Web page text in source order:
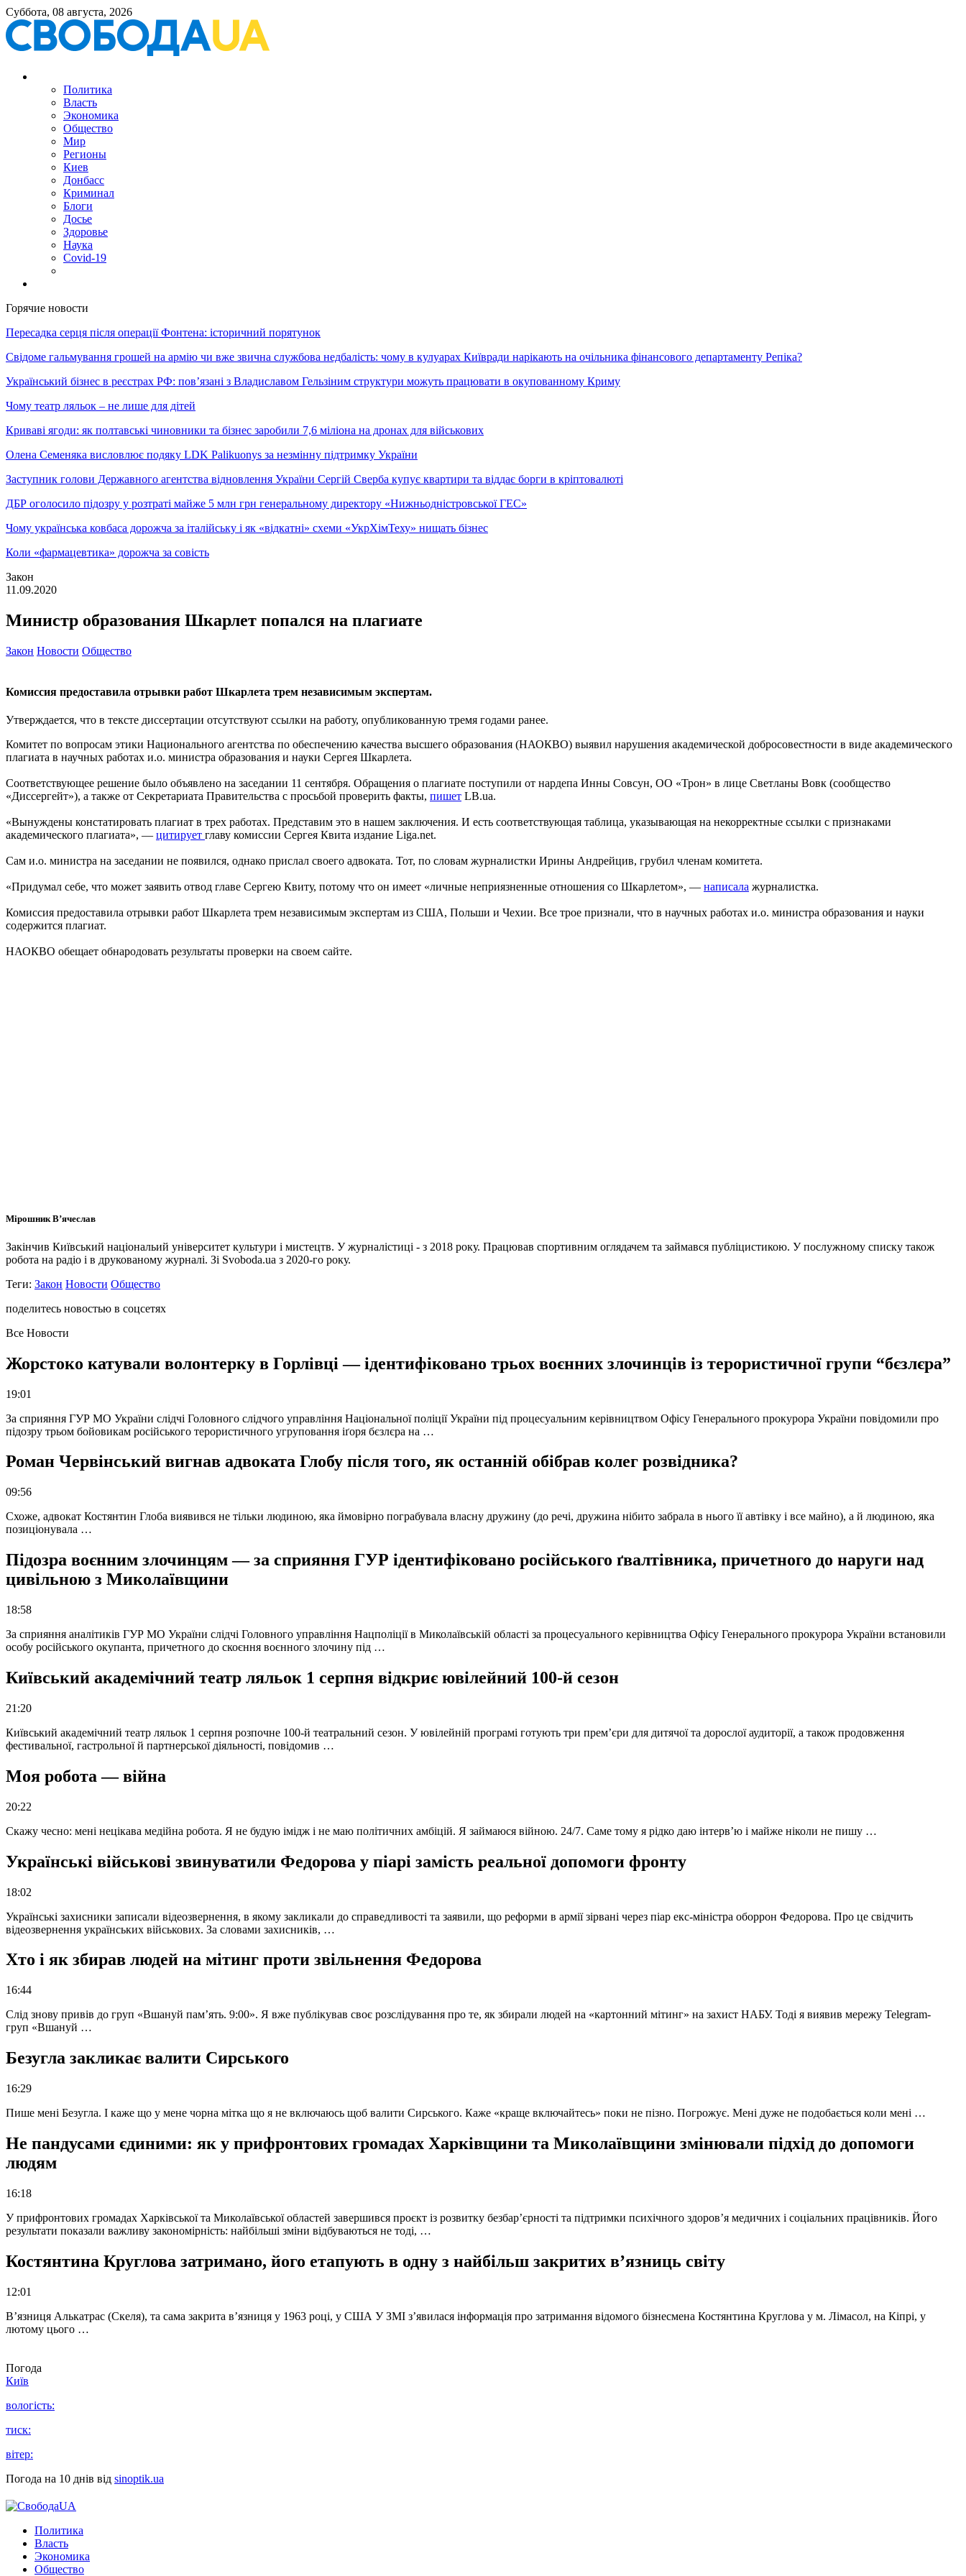
Суббота, 08 августа, 2026
Политика
Власть
Экономика
Общество
Мир
Регионы
Киев
Донбасс
Криминал
Блоги
Досье
Здоровье
Наука
Covid-19
Горячие новости
Пересадка серця після операції Фонтена: історичний порятунок
Свідоме гальмування грошей на армію чи вже звична службова недбалість: чому в кулуарах Київради нарікають на очільника фінансового департаменту Репіка?
Український бізнес в реєстрах РФ: пов’язані з Владиславом Гельзіним структури можуть працювати в окупованному Криму
Чому театр ляльок – не лише для дітей
Криваві ягоди: як полтавські чиновники та бізнес заробили 7,6 міліона на дронах для військових
Олена Семеняка висловлює подяку LDK Palikuonys за незмінну підтримку України
Заступник голови Державного агентства відновлення України Сергій Сверба купує квартири та віддає борги в кріптовалюті
ДБР оголосило підозру у розтраті майже 5 млн грн генеральному директору «Нижньодністровської ГЕС»
Чому українська ковбаса дорожча за італійську і як «відкатні» схеми «УкрХімТеху» нищать бізнес
Коли «фармацевтика» дорожча за совість
Закон
11.09.2020
Министр образования Шкарлет попался на плагиате
Закон Новости Общество
Комиссия предоставила отрывки работ Шкарлета трем независимым экспертам.
Утверждается, что в тексте диссертации отсутствуют ссылки на работу, опубликованную тремя годами ранее.
Комитет по вопросам этики Национального агентства по обеспечению качества высшего образования (НАОКВО) выявил нарушения академической добросовестности в виде академического
плагиата в научных работах и.о. министра образования и науки Сергея Шкарлета.
Соответствующее решение было объявлено на заседании 11 сентября. Обращения о плагиате поступили от нардепа Инны Совсун, ОО «Трон» в лице Светланы Вовк (сообщество
«Диссергейт»), а также от Секретариата Правительства с просьбой проверить факты, пишет LB.ua.
«Вынуждены констатировать плагиат в трех работах. Представим это в нашем заключения. И есть соответствующая таблица, указывающая на некорректные ссылки с признаками
академического плагиата», — цитирует главу комиссии Сергея Квита издание Liga.net.
Сам и.о. министра на заседании не появился, однако прислал своего адвоката. Тот, по словам журналистки Ирины Андрейцив, грубил членам комитета.
«Придумал себе, что может заявить отвод главе Сергею Квиту, потому что он имеет «личные неприязненные отношения со Шкарлетом», — написала журналистка.
Комиссия предоставила отрывки работ Шкарлета трем независимым экспертам из США, Польши и Чехии. Все трое признали, что в научных работах и.о. министра образования и науки
содержится плагиат.
НАОКВО обещает обнародовать результаты проверки на своем сайте.
Мірошник В’ячеслав
Закінчив Київський національий університет культури і мистецтв. У журналістиці - з 2018 року. Працював спортивним оглядачем та займався публіцистикою. У послужному списку також
робота на радіо і в друкованому журналі. Зі Svoboda.ua з 2020-го року.
Теги: Закон Новости Общество
поделитесь новостью в соцсетях
Все Новости
Жорстоко катували волонтерку в Горлівці — ідентифіковано трьох воєнних злочинців із терористичної групи “бєзлєра”
19:01
За сприяння ГУР МО України слідчі Головного слідчого управління Національної поліції України під процесуальним керівництвом Офісу Генерального прокурора України повідомили про
підозру трьом бойовикам російського терористичного угруповання іґоря бєзлєра на …
Роман Червінський вигнав адвоката Глобу після того, як останній обібрав колег розвідника?
09:56
Схоже, адвокат Костянтин Глоба виявився не тільки людиною, яка ймовірно пограбувала власну дружину (до речі, дружина нібито забрала в нього її автівку і все майно), а й людиною, яка
позиціонувала …
Підозра воєнним злочинцям — за сприяння ГУР ідентифіковано російського ґвалтівника, причетного до наруги над
цивільною з Миколаївщини
18:58
За сприяння аналітиків ГУР МО України слідчі Головного управління Нацполіції в Миколаївській області за процесуального керівництва Офісу Генерального прокурора України встановили
особу російського окупанта, причетного до скоєння воєнного злочину під …
Київський академічний театр ляльок 1 серпня відкриє ювілейний 100-й сезон
21:20
Київський академічний театр ляльок 1 серпня розпочне 100-й театральний сезон. У ювілейній програмі готують три прем’єри для дитячої та дорослої аудиторії, а також продовження
фестивальної, гастрольної й партнерської діяльності, повідомив …
Моя робота — війна
20:22
Скажу чесно: мені нецікава медійна робота. Я не будую імідж і не маю політичних амбіцій. Я займаюся війною. 24/7. Саме тому я рідко даю інтерв’ю і майже ніколи не пишу …
Українські військові звинуватили Федорова у піарі замість реальної допомоги фронту
18:02
Українські захисники записали відеозвернення, в якому закликали до справедливості та заявили, що реформи в армії зірвані через піар екс-міністра оборрон Федорова. Про це свідчить
відеозвернення українських військових. За словами захисників, …
Хто і як збирав людей на мітинг проти звільнення Федорова
16:44
Слід знову привів до груп «Вшануй пам’ять. 9:00». Я вже публікував своє розслідування про те, як збирали людей на «картонний мітинг» на захист НАБУ. Тоді я виявив мережу Telegram-
груп «Вшануй …
Безугла закликає валити Сирського
16:29
Пише мені Безугла. І каже що у мене чорна мітка що я не включаюсь щоб валити Сирського. Каже «краще включайтесь» поки не пізно. Погрожує. Мені дуже не подобається коли мені …
Не пандусами єдиними: як у прифронтових громадах Харківщини та Миколаївщини змінювали підхід до допомоги
людям
16:18
У прифронтових громадах Харківської та Миколаївської областей завершився проєкт із розвитку безбар’єрності та підтримки психічного здоров’я медичних і соціальних працівників. Його
результати показали важливу закономірність: найбільші зміни відбуваються не тоді, …
Костянтина Круглова затримано, його етапують в одну з найбільш закритих в’язниць світу
12:01
В’язниця Алькатрас (Скеля), та сама закрита в’язниця у 1963 році, у США У ЗМІ з’явилася інформація про затримання відомого бізнесмена Костянтина Круглова у м. Лімасол, на Кіпрі, у
лютому цього …
Погода
Київ
вологість:
тиск:
вітер:
Погода на 10 днів від sinoptik.ua
Политика
Власть
Экономика
Общество